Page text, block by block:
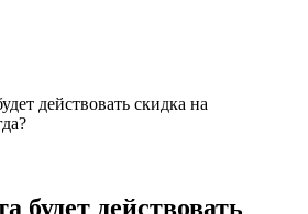
действовать скидка на
будет действовать